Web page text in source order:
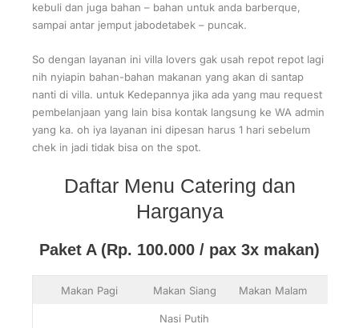
kebuli dan juga bahan – bahan untuk anda barberque,
sampai antar jemput jabodetabek – puncak.
So dengan layanan ini villa lovers gak usah repot repot lagi
nih nyiapin bahan-bahan makanan yang akan di santap
nanti di villa. untuk Kedepannya jika ada yang mau request
pembelanjaan yang lain bisa kontak langsung ke WA admin
yang ka. oh iya layanan ini dipesan harus 1 hari sebelum
chek in jadi tidak bisa on the spot.
Daftar Menu Catering dan
Harganya
Paket A (Rp. 100.000 / pax 3x makan)
Makan Pagi Makan Siang Makan Malam
Nasi Putih